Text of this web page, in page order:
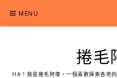
content
MENU
捲毛
HA！我是捲毛阿偉，一個喜歡探索各地